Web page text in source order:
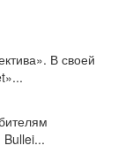
В своей